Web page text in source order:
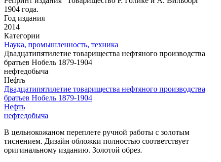
1904 года.
Год издания
2014
Категории
Наука, промышленность, техника
Двадцатипятилетие товарищества нефтяного производства
братьев Нобель 1879-1904
нефтедобыча
Нефть
Двадцатипятилетие товарищества нефтяного производства
братьев Нобель 1879-1904
Нефть
нефтедобыча
В цельнокожаном переплете ручной работы с золотым
тиснением. Дизайн обложки полностью соответствует
оригинальному изданию. Золотой обрез.